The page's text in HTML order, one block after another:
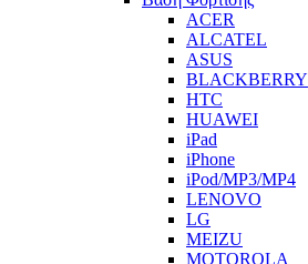
ACER
ALCATEL
ASUS
BLACKBERRY
HTC
HUAWEI
iPad
iPhone
iPod/MP3/MP4
LENOVO
LG
MEIZU
MOTOROLA